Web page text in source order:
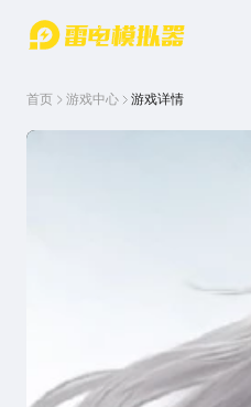
首页
首页 游戏中心 游戏详情